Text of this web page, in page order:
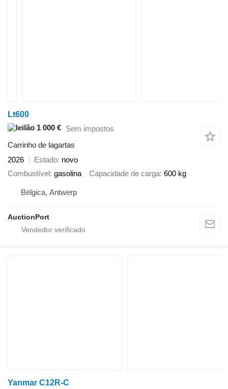
Lt600
1 000 € Sem impostos
Carrinho de lagartas
2026
Estado novo
Combustível gasolina Capacidade de carga 600 kg
Bélgica, Antwerp
AuctionPort
Yanmar C12R-C